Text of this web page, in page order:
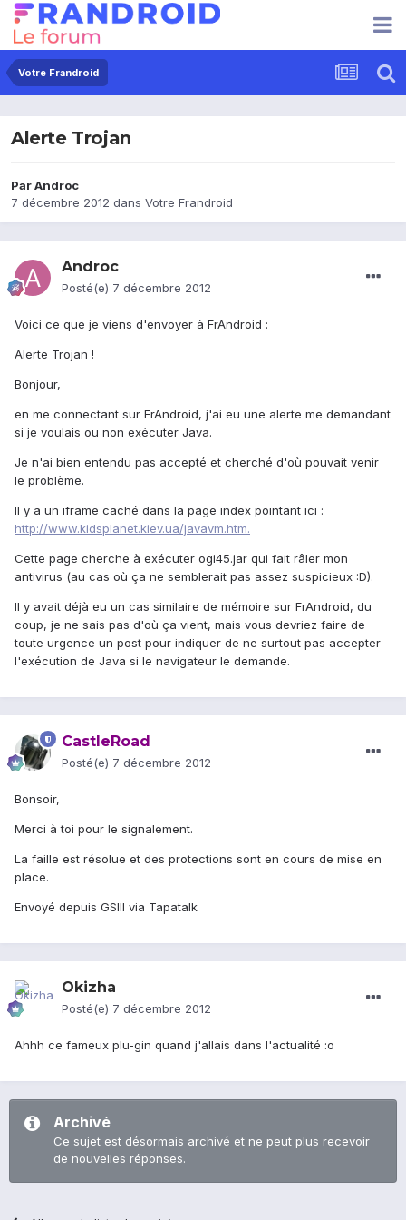
Votre Frandroid
Alerte Trojan
ParAndroc
7 décembre 2012 dans Votre Frandroid
Androc
Posté(e) 7 décembre 2012
Voici ce que je viens d'envoyer à FrAndroid :
Alerte Trojan !
Bonjour,
en me connectant sur FrAndroid, j'ai eu une alerte me demandant
si je voulais ou non exécuter Java.
Je n'ai bien entendu pas accepté et cherché d'où pouvait venir
le problème.
Il y a un iframe caché dans la page index pointant ici :
http://www.kidsplanet.kiev.ua/javavm.htm.
Cette page cherche à exécuter ogi45.jar qui fait râler mon
antivirus (au cas où ça ne semblerait pas assez suspicieux :D).
Il y avait déjà eu un cas similaire de mémoire sur FrAndroid, du
coup, je ne sais pas d'où ça vient, mais vous devriez faire de
toute urgence un post pour indiquer de ne surtout pas accepter
l'exécution de Java si le navigateur le demande.
CastleRoad
Posté(e) 7 décembre 2012
Bonsoir,
Merci à toi pour le signalement.
La faille est résolue et des protections sont en cours de mise en
place.
Envoyé depuis GSIII via Tapatalk
Okizha
Posté(e) 7 décembre 2012
Ahhh ce fameux plu-gin quand j'allais dans l'actualité :o
Archivé
Ce sujet est désormais archivé et ne peut plus recevoir
de nouvelles réponses.